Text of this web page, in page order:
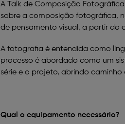
A Talk de Composição
sobre a composição fotográfica,
de pensamento visual, a partir da
A fotografia é entendida como
processo é abordado como um
série e o projeto, abrindo
Qual o equipamento necessário?